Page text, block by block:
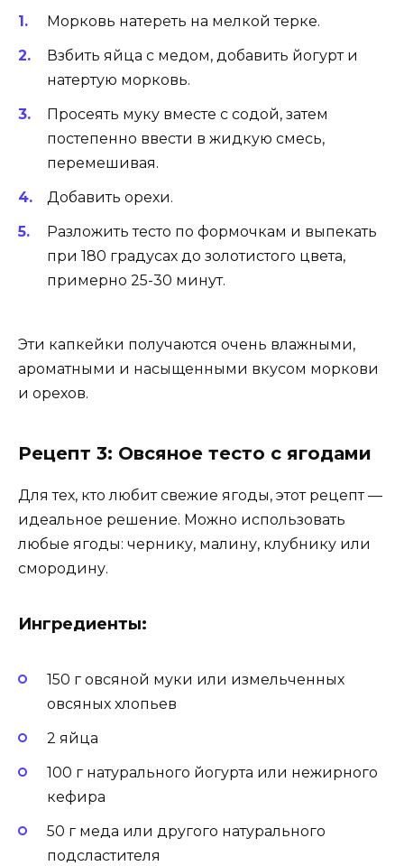
Морковь натереть на мелкой терке.
Взбить яйца с медом, добавить йогурт и
натертую морковь.
Просеять муку вместе с содой, затем
постепенно ввести в жидкую смесь,
перемешивая.
Добавить орехи.
Разложить тесто по формочкам и выпекать
при 180 градусах до золотистого цвета,
примерно 25-30 минут.
Эти капкейки получаются очень влажными,
ароматными и насыщенными вкусом моркови
и орехов.
Рецепт 3: Овсяное тесто с ягодами
Для тех, кто любит свежие ягоды, этот рецепт —
идеальное решение. Можно использовать
любые ягоды: чернику, малину, клубнику или
смородину.
Ингредиенты:
150 г овсяной муки или измельченных
овсяных хлопьев
2 яйца
100 г натурального йогурта или нежирного
кефира
50 г меда или другого натурального
подсластителя